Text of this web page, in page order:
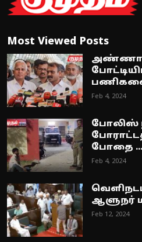
Most Viewed Posts
Feb 4, 2024
போலிஸ்
போதை ...
Feb 4, 2024
ஆளுநர்
Feb 12, 2024